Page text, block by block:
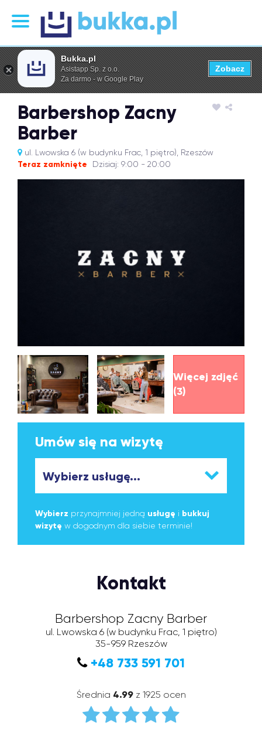
Barbershop Zacny
Barber
ul. Lwowska 6 (w budynku Frac, 1 piętro), Rzeszów
Teraz zamknięte Dzisiaj: 9:00 - 20:00
Więcej zdjęć
(3)
Umów się na wizytę
Wybierz przynajmniej jedną usługę i bukkuj
wizytę w dogodnym dla siebie terminie!
Kontakt
Barbershop Zacny Barber
ul. Lwowska 6(w budynku Frac, 1 piętro)
35-959 Rzeszów
+48 733 591 701
Średnia 4.99z 1925 ocen
Bukka.pl
Asistapp Sp. z o.o.
Za darmo - w Google Play
Zobacz